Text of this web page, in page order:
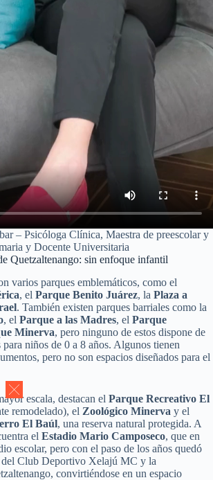
– Psicóloga Clínica, Maestra de preescolar y
y Docente Universitaria
Quetzaltenango: sin enfoque infantil
varios parques emblemáticos, como el
, el Parque Benito Juárez, la Plaza a
. También existen parques barriales como la
, el Parque a las Madres, el Parque
Minerva, pero ninguno de estos dispone de
para niños de 0 a 8 años. Algunos tienen
pero no son espacios diseñados para el
escala, destacan el Parque Recreativo El
remodelado), el Zoológico Minerva y el
El Baúl, una reserva natural protegida. A
el Estadio Mario Camposeco, que en
escolar, pero con el paso de los años quedó
Club Deportivo Xelajú MC y la
convirtiéndose en un espacio